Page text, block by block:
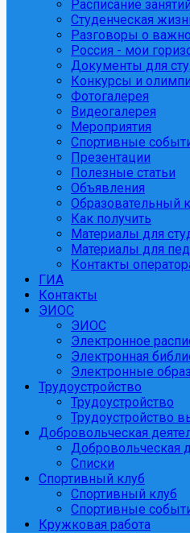
Расписание занятий
Студенческая
Разговоры о
Россия - мои
Документы для
Конкурсы и
Фотогалерея
Видеогалерея
Мероприятия
Спортивные
Презентации
Полезные статьи
Объявления
Образовательный
Как получить
Материалы для
Материалы для
Контакты
ГИА
Контакты
ЭИОС
ЭИОС
Электронное
Электронная
Электронные
Трудоустройство
Трудоустройство
Трудоустройство
Добровольческая
Добровольческая
Списки
Спортивный клуб
Спортивный клуб
Спортивные
Кружковая работа